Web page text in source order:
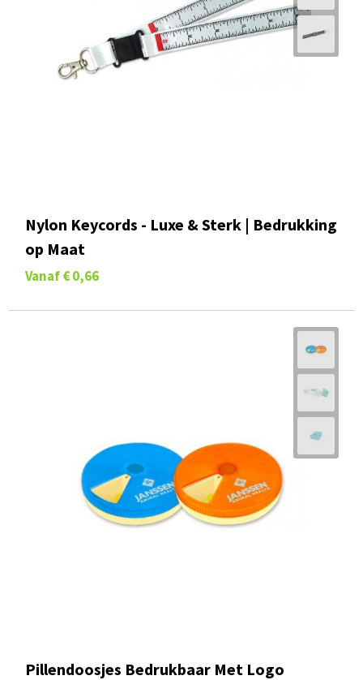
Nylon Keycords - Luxe & Sterk | Bedrukking
op Maat
Vanaf € 0,66
Pillendoosjes Bedrukbaar Met Logo